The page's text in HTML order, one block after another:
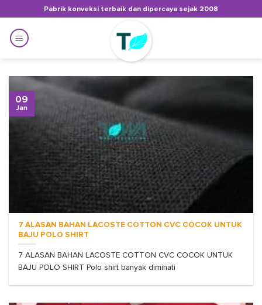
to
content
Pabrik konveksi terbaik dan dipercaya sejak 2008
7 ALASAN BAHAN LACOSTE COTTON CVC COCOK UNTUK
BAJU POLO SHIRT
7 ALASAN BAHAN LACOSTE COTTON CVC COCOK UNTUK
BAJU POLO SHIRT Polo shirt banyak diminati
09
Jan